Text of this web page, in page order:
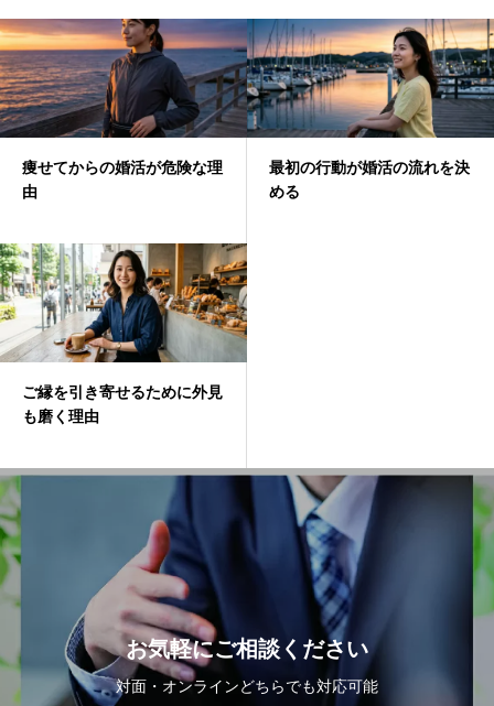
痩せてからの婚活が危険な理
由
最初の行動が婚活の流れを決
める
ご縁を引き寄せるために外見
も磨く理由
お気軽にご相談ください
対面・オンラインどちらでも対応可能